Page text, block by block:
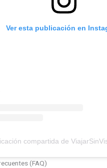
Ver esta publicación en
(FAQ)